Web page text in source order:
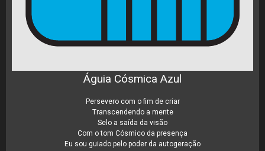
Águia Cósmica Azul
Persevero com o fim de criar
Transcendendo a mente
Selo a saída da visão
Com o tom Cósmico da presença
Eu sou guiado pelo poder da autogeração